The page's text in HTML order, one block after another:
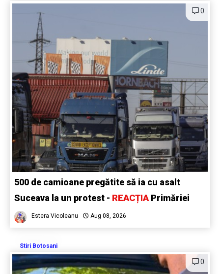
0
500 de camioane pregătite să ia cu asalt
Suceava la un protest - REACȚIA Primăriei
Estera Vicoleanu Aug 08, 2026
Stiri Botosani
0